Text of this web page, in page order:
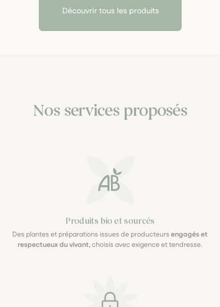
Découvrir tous les produits
Nos services proposés
Produits bio et sourcés
Des plantes et préparations issues de producteurs engagés et
respectueux du vivant, choisis avec exigence et tendresse.